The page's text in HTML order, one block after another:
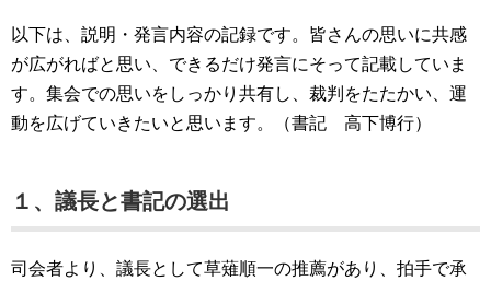
以下は、説明・発言内容の記録です。皆さんの思いに共感
が広がればと思い、できるだけ発言にそって記載していま
す。集会での思いをしっかり共有し、裁判をたたかい、運
動を広げていきたいと思います。（書記 高下博行）
１、議長と書記の選出
司会者より、議長として草薙順一の推薦があり、拍手で承